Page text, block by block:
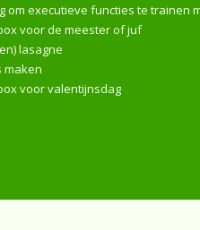
om executieve functies te trainen
voor de meester of juf
lasagne
maken
voor valentijnsdag